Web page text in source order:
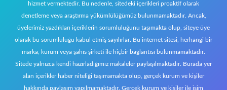
hizmet vermektedir. Bu nedenle, sitedeki içerikleri proaktif olarak
denetleme veya araştırma yükümlülüğümüz bulunmamaktadır. Ancak,
üyelerimiz yazdıkları içeriklerin sorumluluğunu taşımakta olup, siteye üye
olarak bu sorumluluğu kabul etmiş sayılırlar. Bu internet sitesi, herhangi bir
marka, kurum veya şahıs şirketi ile hiçbir bağlantısı bulunmamaktadır.
Sitede yalnızca kendi hazırladığımız makaleler paylaşılmaktadır. Burada yer
alan içerikler haber niteliği taşımamakta olup, gerçek kurum ve kişiler
hakkında paylaşım yapılmamaktadır. Gerçek kurum ve kişiler ile isim